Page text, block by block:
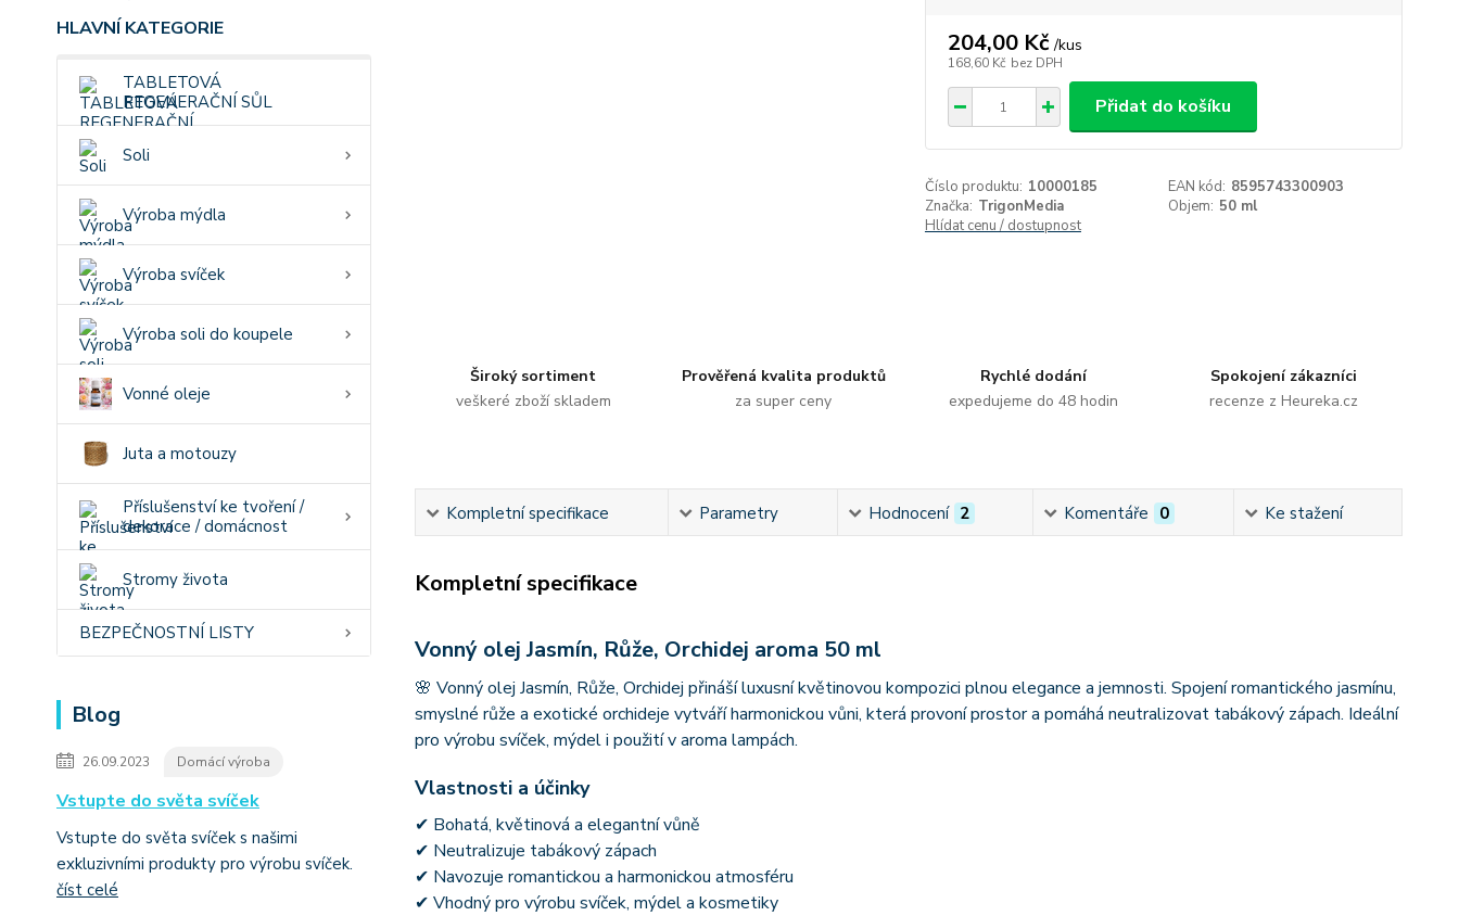
HLAVNÍ KATEGORIE
TABLETOVÁ
REGENERAČNÍ SŮL
Soli
Výroba mýdla
Výroba svíček
Výroba soli do koupele
Vonné oleje
Juta a motouzy
Příslušenství ke tvoření /
dekorace / domácnost
Stromy života
BEZPEČNOSTNÍ LISTY
Blog
26.09.2023 Domácí výroba
Vstupte do světa svíček
Vstupte do světa svíček s našimi
exkluzivními produkty pro výrobu svíček.
číst celé
204,00 Kč /kus
168,60 Kč bez DPH
Přidat do košíku
Číslo produktu: 10000185 EAN kód: 8595743300903
Značka: TrigonMedia Objem: 50 ml
Hlídat cenu / dostupnost
Široký sortiment
veškeré zboží skladem
Prověřená kvalita produktů
za super ceny
Rychlé dodání
expedujeme do 48 hodin
Spokojení zákazníci
recenze z Heureka.cz
Kompletní specifikace Parametry Hodnocení 2 Komentáře 0 Ke stažení
Kompletní specifikace
Vonný olej Jasmín, Růže, Orchidej aroma 50 ml
🌸 Vonný olej Jasmín, Růže, Orchidej přináší luxusní květinovou kompozici plnou elegance a jemnosti. Spojení romantického jasmínu,
smyslné růže a exotické orchideje vytváří harmonickou vůni, která provoní prostor a pomáhá neutralizovat tabákový zápach. Ideální
pro výrobu svíček, mýdel i použití v aroma lampách.
Vlastnosti a účinky
✔ Bohatá, květinová a elegantní vůně
✔ Neutralizuje tabákový zápach
✔ Navozuje romantickou a harmonickou atmosféru
✔ Vhodný pro výrobu svíček, mýdel a kosmetiky